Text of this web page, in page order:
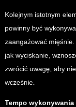
Kolejnym istotnym
powinny być
zaangażować
jak wyciskanie,
zwrócić uwagę, aby
wcześnie.
Tempo wykonywania